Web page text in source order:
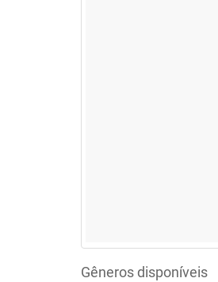
Gêneros disponíveis